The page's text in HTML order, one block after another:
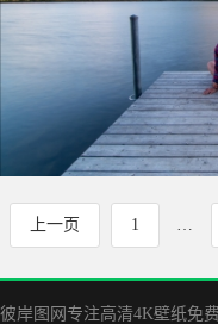
湖 山脉 女孩 宁静风景 4k
上一页
1 …
彼岸图网专注高清4K壁纸免